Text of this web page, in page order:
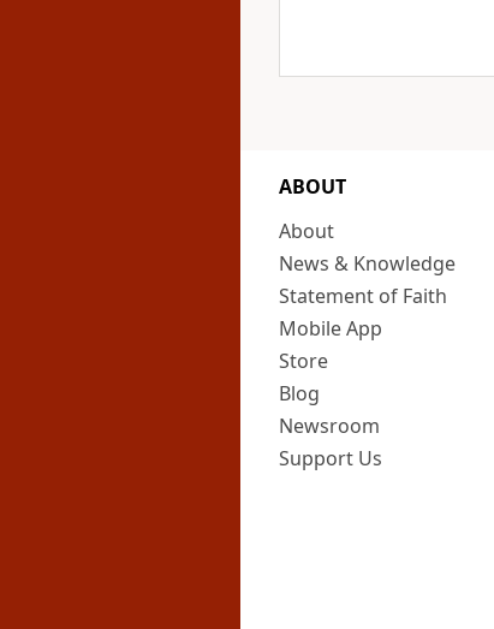
ABOUT
About
News & Knowledge
Statement of Faith
Mobile App
Store
Blog
Newsroom
Support Us